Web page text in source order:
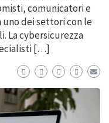
comunicatori e
uno dei settori con le
La cybersicurezza
[…]